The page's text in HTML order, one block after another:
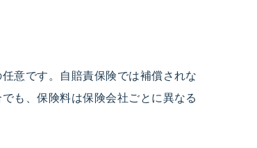
意です。自賠責保険では補償されな
も、保険料は保険会社ごとに異なる